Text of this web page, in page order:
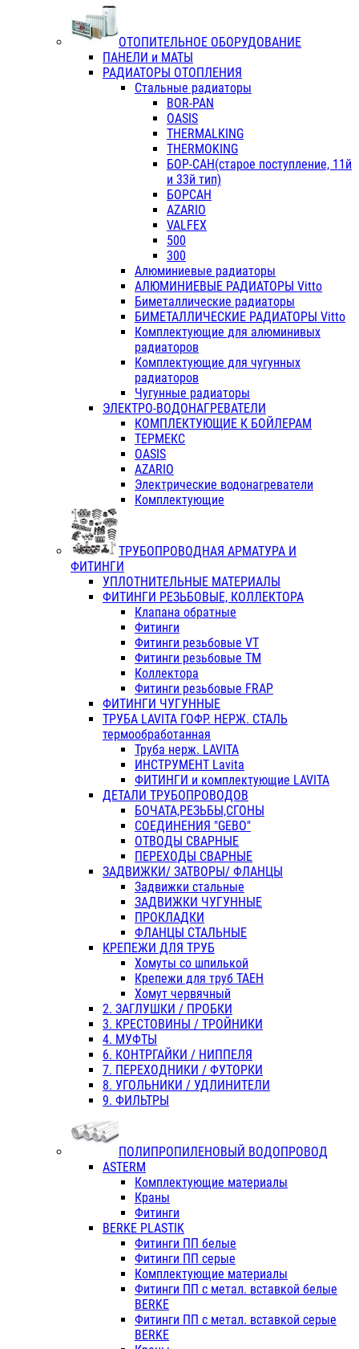
ОТОПИТЕЛЬНОЕ ОБОРУДОВАНИЕ
ПАНЕЛИ и МАТЫ
РАДИАТОРЫ ОТОПЛЕНИЯ
Стальные радиаторы
BOR-PAN
OASIS
THERMALKING
THERMOKING
БОР-САН(старое поступление, 11й
и 33й тип)
БОРСАН
AZARIO
VALFEX
500
300
Алюминиевые радиаторы
АЛЮМИНИЕВЫЕ РАДИАТОРЫ Vitto
Биметаллические радиаторы
БИМЕТАЛЛИЧЕСКИЕ РАДИАТОРЫ Vitto
Комплектующие для алюминивых
радиаторов
Комплектующие для чугунных
радиаторов
Чугунные радиаторы
ЭЛЕКТРО-ВОДОНАГРЕВАТЕЛИ
КОМПЛЕКТУЮЩИЕ К БОЙЛЕРАМ
ТЕРМЕКС
OASIS
AZARIO
Электрические водонагреватели
Комплектующие
ТРУБОПРОВОДНАЯ АРМАТУРА И
ФИТИНГИ
УПЛОТНИТЕЛЬНЫЕ МАТЕРИАЛЫ
ФИТИНГИ РЕЗЬБОВЫЕ, КОЛЛЕКТОРА
Клапана обратные
Фитинги
Фитинги резьбовые VT
Фитинги резьбовые ТМ
Коллектора
Фитинги резьбовые FRAP
ФИТИНГИ ЧУГУННЫЕ
ТРУБА LAVITA ГОФР. НЕРЖ. СТАЛЬ
термообработанная
Труба нерж. LAVITA
ИНСТРУМЕНТ Lavita
ФИТИНГИ и комплектующие LAVITA
ДЕТАЛИ ТРУБОПРОВОДОВ
БОЧАТА,РЕЗЬБЫ,СГОНЫ
СОЕДИНЕНИЯ "GEBO"
ОТВОДЫ СВАРНЫЕ
ПЕРЕХОДЫ СВАРНЫЕ
ЗАДВИЖКИ/ ЗАТВОРЫ/ ФЛАНЦЫ
Задвижки стальные
ЗАДВИЖКИ ЧУГУННЫЕ
ПРОКЛАДКИ
ФЛАНЦЫ СТАЛЬНЫЕ
КРЕПЕЖИ ДЛЯ ТРУБ
Хомуты со шпилькой
Крепежи для труб ТАЕН
Хомут червячный
2. ЗАГЛУШКИ / ПРОБКИ
3. КРЕСТОВИНЫ / ТРОЙНИКИ
4. МУФТЫ
6. КОНТРГАЙКИ / НИППЕЛЯ
7. ПЕРЕХОДНИКИ / ФУТОРКИ
8. УГОЛЬНИКИ / УДЛИНИТЕЛИ
9. ФИЛЬТРЫ
ПОЛИПРОПИЛЕНОВЫЙ ВОДОПРОВОД
ASTERM
Комплектующие материалы
Краны
Фитинги
BERKE PLASTIK
Фитинги ПП белые
Фитинги ПП серые
Комплектующие материалы
Фитинги ПП с метал. вставкой белые
BERKE
Фитинги ПП с метал. вставкой серые
BERKE